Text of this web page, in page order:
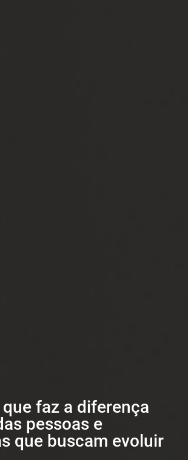
faz a diferença
pessoas e
que buscam evoluir